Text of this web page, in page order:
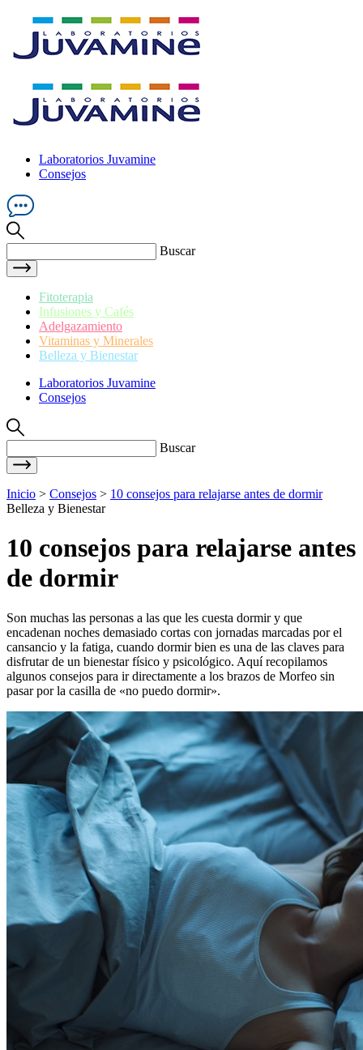
Laboratorios Juvamine
Consejos
Buscar
Fitoterapia
Infusiones y Cafés
Adelgazamiento
Vitaminas y Minerales
Belleza y Bienestar
Laboratorios Juvamine
Consejos
Buscar
Inicio > Consejos > 10 consejos para relajarse antes de dormir
Belleza y Bienestar
10 consejos para relajarse antes
de dormir
Son muchas las personas a las que les cuesta dormir y que
encadenan noches demasiado cortas con jornadas marcadas por el
cansancio y la fatiga, cuando dormir bien es una de las claves para
disfrutar de un bienestar físico y psicológico. Aquí recopilamos
algunos consejos para ir directamente a los brazos de Morfeo sin
pasar por la casilla de «no puedo dormir».